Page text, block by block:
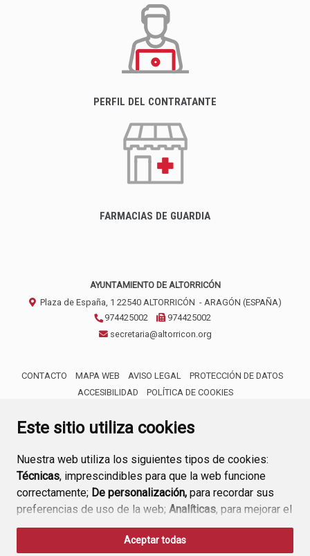
Este sitio utiliza cookies
Nuestra web utiliza los siguientes tipos de cookies:
Técnicas, imprescindibles para que la web funcione
correctamente; De personalización, para recordar sus
preferencias de uso de la web; Analíticas, para mejorar el
funcionamiento de la web y sus servicios.
Aceptar todas
PERFIL DEL CONTRATANTE
FARMACIAS DE GUARDIA
AYUNTAMIENTO DE ALTORRICÓN
Plaza de España, 1 22540 ALTORRICÓN - ARAGÓN (ESPAÑA)
974425002
974425002
secretaria@altorricon.org
CONTACTO MAPA WEB AVISO LEGAL
PROTECCIÓN DE DATOS
ACCESIBILIDAD
POLÍTICA DE COOKIES